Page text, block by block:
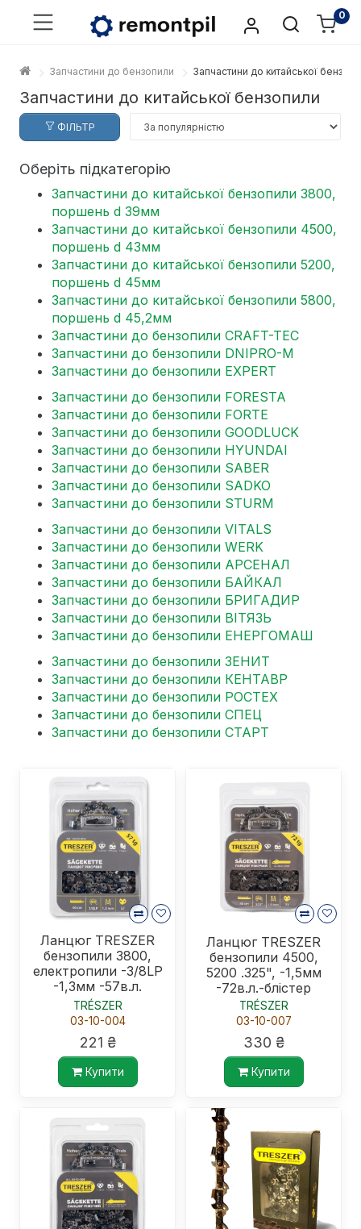
0
Запчастини до бензопили Запчастини до китайської
Запчастини до китайської бензопили
ФІЛЬТР
Оберіть підкатегорію
Запчастини до китайської бензопили 3800,
поршень d 39мм
Запчастини до китайської бензопили 4500,
поршень d 43мм
Запчастини до китайської бензопили 5200,
поршень d 45мм
Запчастини до китайської бензопили 5800,
поршень d 45,2мм
Запчастини до бензопили CRAFT-TEC
Запчастини до бензопили DNIPRO-M
Запчастини до бензопили EXPERT
Запчастини до бензопили FORESTA
Запчастини до бензопили FORTE
Запчастини до бензопили GOODLUCK
Запчастини до бензопили HYUNDAI
Запчастини до бензопили SABER
Запчастини до бензопили SADKO
Запчастини до бензопили STURM
Запчастини до бензопили VITALS
Запчастини до бензопили WERK
Запчастини до бензопили АРСЕНАЛ
Запчастини до бензопили БАЙКАЛ
Запчастини до бензопили БРИГАДИР
Запчастини до бензопили ВІТЯЗЬ
Запчастини до бензопили ЕНЕРГОМАШ
Запчастини до бензопили ЗЕНИТ
Запчастини до бензопили КЕНТАВР
Запчастини до бензопили РОСТЕХ
Запчастини до бензопили СПЕЦ
Запчастини до бензопили СТАРТ
Ланцюг TRESZER
бензопили 3800,
електропили -3/8LP
-1,3мм -57в.л.
блістер
TRÉSZER
03-10-004
221 ₴
Купити
Ланцюг TRESZER
бензопили 4500,
5200 .325", -1,5мм
-72в.л.-блістер
TRÉSZER
03-10-007
330 ₴
Купити